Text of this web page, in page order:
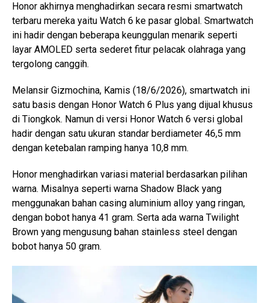
Honor akhirnya menghadirkan secara resmi smartwatch
terbaru mereka yaitu Watch 6 ke pasar global. Smartwatch
ini hadir dengan beberapa keunggulan menarik seperti
layar AMOLED serta sederet fitur pelacak olahraga yang
tergolong canggih.
Melansir Gizmochina, Kamis (18/6/2026), smartwatch ini
satu basis dengan Honor Watch 6 Plus yang dijual khusus
di Tiongkok. Namun di versi Honor Watch 6 versi global
hadir dengan satu ukuran standar berdiameter 46,5 mm
dengan ketebalan ramping hanya 10,8 mm.
Honor menghadirkan variasi material berdasarkan pilihan
warna. Misalnya seperti warna Shadow Black yang
menggunakan bahan casing aluminium alloy yang ringan,
dengan bobot hanya 41 gram. Serta ada warna Twilight
Brown yang mengusung bahan stainless steel dengan
bobot hanya 50 gram.